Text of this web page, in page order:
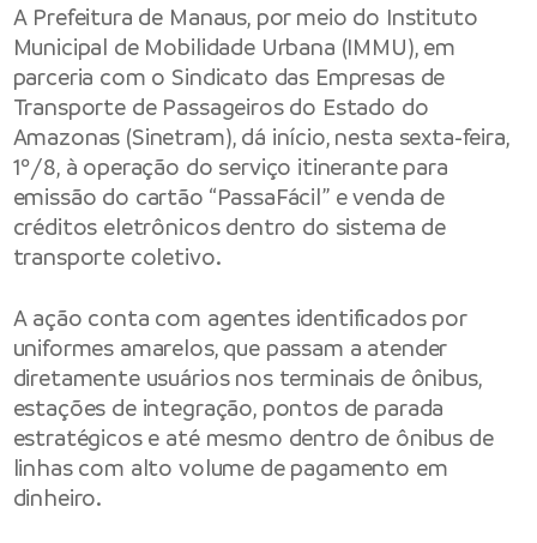
A Prefeitura de Manaus, por meio do Instituto
Municipal de Mobilidade Urbana (IMMU), em
parceria com o Sindicato das Empresas de
Transporte de Passageiros do Estado do
Amazonas (Sinetram), dá início, nesta sexta-feira,
1º/8, à operação do serviço itinerante para
emissão do cartão “PassaFácil” e venda de
créditos eletrônicos dentro do sistema de
transporte coletivo.
A ação conta com agentes identificados por
uniformes amarelos, que passam a atender
diretamente usuários nos terminais de ônibus,
estações de integração, pontos de parada
estratégicos e até mesmo dentro de ônibus de
linhas com alto volume de pagamento em
dinheiro.